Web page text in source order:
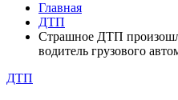
Главная
ДТП
Страшное ДТП
водитель грузового
ДТП